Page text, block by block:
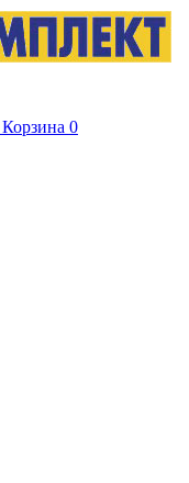
Корзина 0